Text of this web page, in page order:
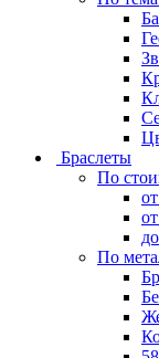
Браслеты
По
По